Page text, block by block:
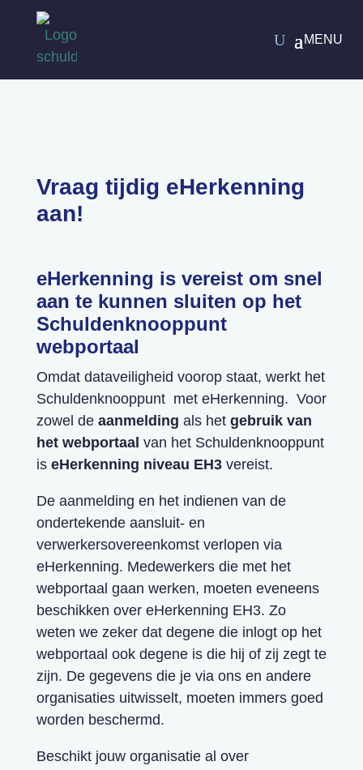
Vraag tijdig eHerkenning
aan!
eHerkenning is vereist om snel
aan te kunnen sluiten op het
Schuldenknooppunt
webportaal
Omdat dataveiligheid voorop staat, werkt het
Schuldenknooppunt met eHerkenning. Voor
zowel de aanmelding als het gebruik van
het webportaal van het Schuldenknooppunt
is eHerkenning niveau EH3vereist.
De aanmelding en het indienen van de
ondertekende aansluit- en
verwerkersovereenkomst verlopen via
eHerkenning. Medewerkers die met het
webportaal gaan werken, moeten eveneens
beschikken over eHerkenning EH3. Zo
weten we zeker dat degene die inlogt op het
webportaal ook degene is die hij of zij zegt te
zijn. De gegevens die je via ons en andere
organisaties uitwisselt, moeten immers goed
worden beschermd.
Beschikt jouw organisatie al over